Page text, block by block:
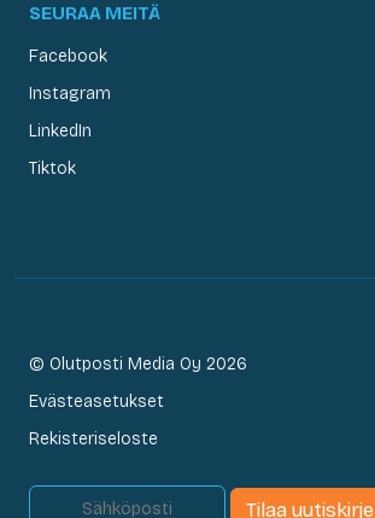
SEURAA MEITÄ
Facebook
Instagram
LinkedIn
Tiktok
© Olutposti Media Oy 2026
Evästeasetukset
Rekisteriseloste
Tilaa uutiskirje